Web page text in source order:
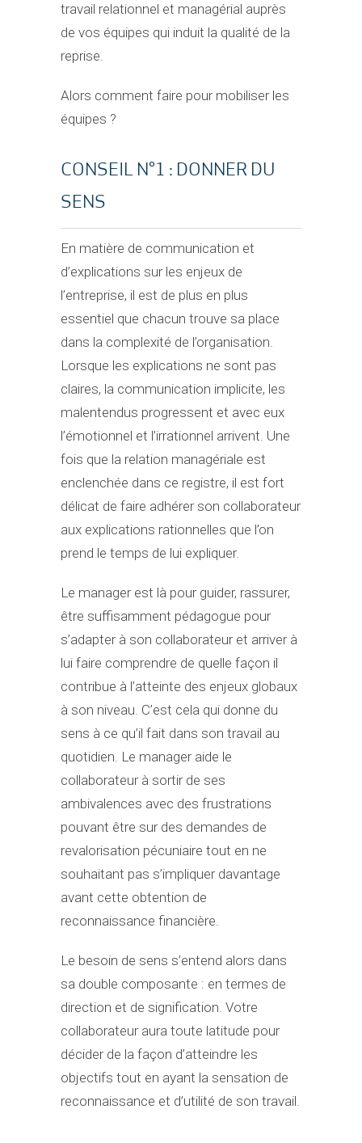
travail relationnel et managérial auprès
de vos équipes qui induit la qualité de la
reprise.
Alors comment faire pour mobiliser les
équipes ?
CONSEIL N°1 : DONNER DU
SENS
En matière de communication et
d’explications sur les enjeux de
l’entreprise, il est de plus en plus
essentiel que chacun trouve sa place
dans la complexité de l’organisation.
Lorsque les explications ne sont pas
claires, la communication implicite, les
malentendus progressent et avec eux
l’émotionnel et l’irrationnel arrivent. Une
fois que la relation managériale est
enclenchée dans ce registre, il est fort
délicat de faire adhérer son collaborateur
aux explications rationnelles que l’on
prend le temps de lui expliquer.
Le manager est là pour guider, rassurer,
être suffisamment pédagogue pour
s’adapter à son collaborateur et arriver à
lui faire comprendre de quelle façon il
contribue à l’atteinte des enjeux globaux
à son niveau. C’est cela qui donne du
sens à ce qu’il fait dans son travail au
quotidien. Le manager aide le
collaborateur à sortir de ses
ambivalences avec des frustrations
pouvant être sur des demandes de
revalorisation pécuniaire tout en ne
souhaitant pas s’impliquer davantage
avant cette obtention de
reconnaissance financière.
Le besoin de sens s’entend alors dans
sa double composante : en termes de
direction et de signification. Votre
collaborateur aura toute latitude pour
décider de la façon d’atteindre les
objectifs tout en ayant la sensation de
reconnaissance et d’utilité de son travail.